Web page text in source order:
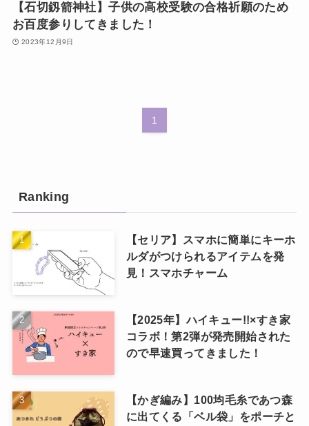
【石切釼箭神社】子供の高校受験の合格祈願のため
お百度参りしてきました！
2023年12月9日
1
Ranking
【セリア】スマホに簡単にキーホ
ルダがつけられるアイテムを発
見！スマホチャーム
【2025年】ハイキュー!!×すき家
コラボ！第2弾が発売開始された
ので早速買ってきました！
【かぎ編み】100均毛糸であつ森
に出てくる「ベル袋」をポーチと